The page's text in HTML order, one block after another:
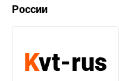
России